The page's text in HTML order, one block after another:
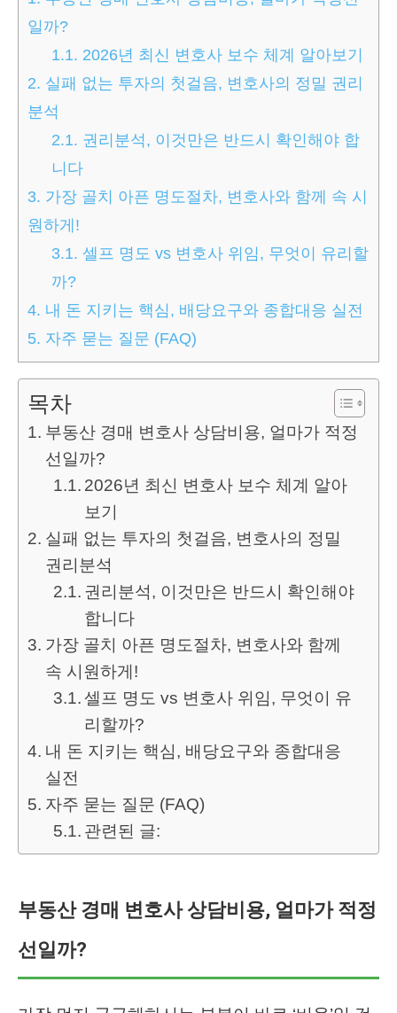
일까?
1.1. 2026년 최신 변호사 보수 체계 알아보기
2. 실패 없는 투자의 첫걸음, 변호사의 정밀 권리
분석
2.1. 권리분석, 이것만은 반드시 확인해야 합
니다
3. 가장 골치 아픈 명도절차, 변호사와 함께 속 시
원하게!
3.1. 셀프 명도 vs 변호사 위임, 무엇이 유리할
까?
4. 내 돈 지키는 핵심, 배당요구와 종합대응 실전
5. 자주 묻는 질문 (FAQ)
목차
부동산 경매 변호사 상담비용, 얼마가 적정
선일까?
2026년 최신 변호사 보수 체계 알아
보기
실패 없는 투자의 첫걸음, 변호사의 정밀
권리분석
권리분석, 이것만은 반드시 확인해야
합니다
가장 골치 아픈 명도절차, 변호사와 함께
속 시원하게!
셀프 명도 vs 변호사 위임, 무엇이 유
리할까?
내 돈 지키는 핵심, 배당요구와 종합대응
실전
자주 묻는 질문 (FAQ)
관련된 글:
부동산 경매 변호사 상담비용, 얼마가 적정
선일까?